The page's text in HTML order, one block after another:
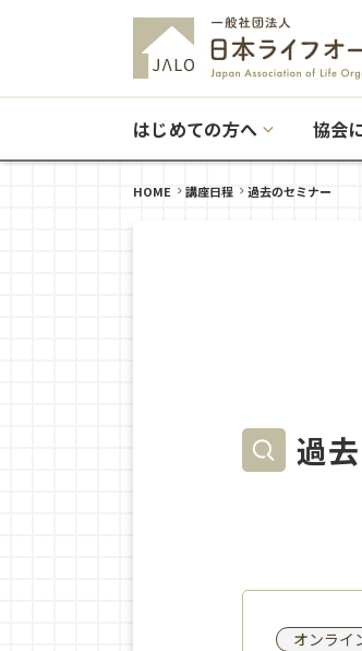
はじめての方へ 協会
HOME 講座日程 過去のセミナー
過
オンライ